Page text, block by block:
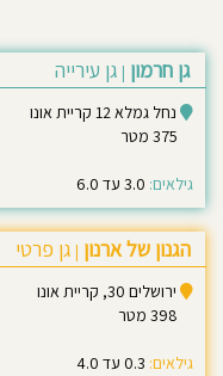
גן חרמון | גן עירייה
נחל גמלא 12 קריית אונו
375 מטר
גילאים: 3.0 עד 6.0
הגנון של ארנון | גן פרטי
ירושלים 30, קריית אונו
398 מטר
גילאים: 0.3 עד 4.0